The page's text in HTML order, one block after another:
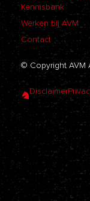
Kennisbank
Werken bij AVM
Contact
© Copyright AVM
Disclaimer